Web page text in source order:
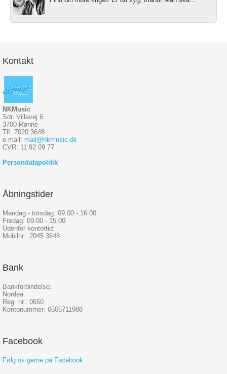
Kontakt
NKMusic
Sdr. Villavej 6
3700 Rønne
Tlf: 7020 3648
e-mail: mail@nkmusic.dk
CVR: 11 92 09 77
Persondatapolitik
Åbningstider
Mandag - torsdag: 09.00 - 16.00
Fredag: 09.00 - 15.00
Udenfor kontortid:
Mobilnr.: 2045 3648
Bank
Bankforbindelse:
Nordea
Reg. nr.: 0650
Kontonummer: 6505711988
Facebook
Følg os gerne på Facebook